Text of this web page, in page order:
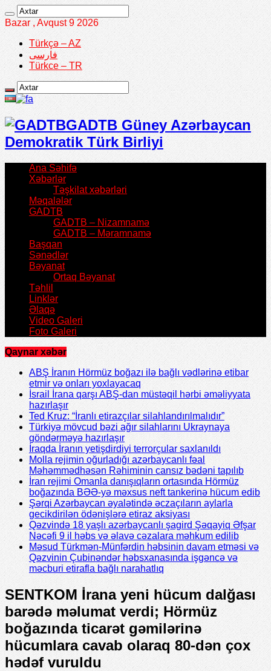
Bazar , Avqust 9 2026
Türkçə – AZ
فارسی
Türkce – TR
GADTB Güney Azərbaycan
Demokratik Türk Birliyi
Ana Səhifə
Xəbərlər
Təşkilat xəbərləri
Məqalələr
GADTB
GADTB – Nizamnamə
GADTB – Məramnamə
Başqan
Sənədlər
Bəyanat
Ortaq Bəyanat
Təhlil
Linklər
Əlaqə
Video Galeri
Foto Galeri
Qaynar xəbər
ABŞ İranın Hörmüz boğazı ilə bağlı vədlərinə etibar
etmir və onları yoxlayacaq
İsrail İrana qarşı ABŞ-dan müstəqil hərbi əməliyyata
hazırlaşır
Ted Kruz: “İranlı etirazçılar silahlandırılmalıdır”
Türkiyə mövcud bəzi ağır silahlarını Ukraynaya
göndərməyə hazırlaşır
İraqda İranın yetişdirdiyi terrorçular saxlanıldı
Molla rejimin oğurladığı azərbaycanlı fəal
Məhəmmədhəsən Rəhiminin cansız bədəni tapılıb
İran rejimi Omanla danışıqların ortasında Hörmüz
boğazında BƏƏ-yə məxsus neft tankerinə hücum edib
Şərqi Azərbaycan əyalətində əczaçıların aylarla
gecikdirilən ödənişlərə etiraz aksiyası
Qəzvində 18 yaşlı azərbaycanlı şagird Şəqayiq Əfşar
Nəcəfi 9 il həbs və əlavə cəzalara məhkum edilib
Məsud Türkmən-Münfərdin həbsinin davam etməsi və
Qəzvinin Çubinəndər həbsxanasında işgəncə və
məcburi etirafla bağlı narahatlıq
SENTKOM İrana yeni hücum dalğası
barədə məlumat verdi; Hörmüz
boğazında ticarət gəmilərinə
hücumlara cavab olaraq 80-dən çox
hədəf vuruldu